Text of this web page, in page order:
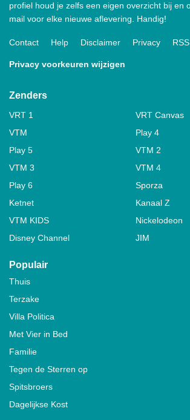
profiel houd je zelfs een eigen overzicht bij en
mail voor elke nieuwe aflevering. Handig!
Contact Help Disclaimer Privacy RSS
Privacy voorkeuren wijzigen
Zenders
VRT 1
VRT Canvas
VTM
Play 4
Play 5
VTM 2
VTM 3
VTM 4
Play 6
Sporza
Ketnet
Kanaal Z
VTM KIDS
Nickelodeon
Disney Channel
JIM
Populair
Thuis
Terzake
Villa Politica
Met Vier in Bed
Familie
Tegen de Sterren op
Spitsbroers
Dagelijkse Kost